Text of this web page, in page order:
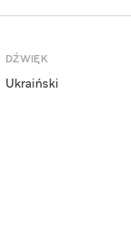
DŹWIĘK
Ukraiński